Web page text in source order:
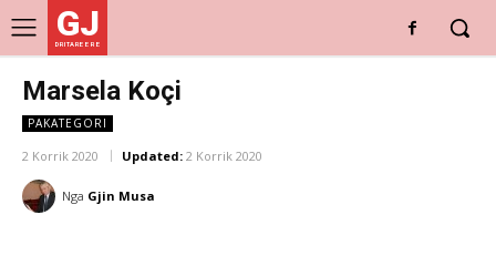
GJ
DRITARE E RE
Marsela Koçi
PAKATEGORI
2 Korrik 2020 Updated: 2 Korrik 2020
Nga Gjin Musa